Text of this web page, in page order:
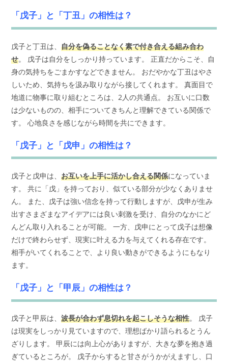
「戊子」と「丁丑」の相性は？
戊子と丁丑は、自分を偽ることなく素で付き合える組み合わ
せ。 戊子は自分をしっかり持っています。 正直だからこそ、自
身の気持ちをごまかすなどできません。 おだやかな丁丑はやさ
しいため、気持ちを汲み取りながら接してくれます。 真面目で
地道に物事に取り組むところは、2人の共通点。 お互いに口数
は少ないものの、相手についてきちんと理解できている関係で
す。 心地良さを感じながら時間を共にできます。
「戊子」と「戊申」の相性は？
戊子と戊申は、お互いを上手に活かし合える関係になっていま
す。 共に「戊」を持っており、似ている部分が少なくありませ
ん。 また、戊子は強い信念を持って行動しますが、戊申が生み
出すさまざまなアイデアには良い刺激を受け、自分のなかにど
んどん取り入れることが可能。 一方、戊申にとって戊子は想像
だけで終わらせず、現実に叶える力を与えてくれる存在です。
相手がいてくれることで、より良い動きができるようにもなり
ます。
「戊子」と「甲辰」の相性は？
戊子と甲辰は、波長が合わず息切れを起こしそうな相性。 戊子
は現実をしっかり見ていますので、理想ばかり語られるとうん
ざりします。 甲辰には向上心がありますが、大きな夢を抱き過
ぎているところが。 戊子からすると甘さがうかがえますし、口